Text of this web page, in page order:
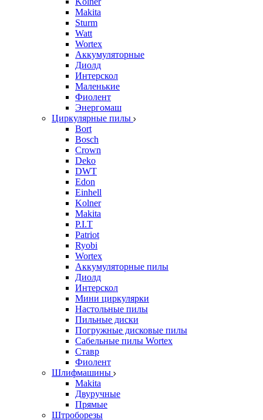
Makita
Sturm
Watt
Wortex
Аккумуляторные
Диолд
Интерскол
Маленькие
Фиолент
Энергомаш
Циркулярные пилы
Bort
Bosch
Crown
Deko
DWT
Edon
Einhell
Kolner
Makita
P.I.T
Patriot
Ryobi
Wortex
Аккумуляторные пилы
Диолд
Интерскол
Мини циркулярки
Настольные пилы
Пильные диски
Погружные дисковые пилы
Сабельные пилы Wortex
Ставр
Фиолент
Шлифмашины
Makita
Двуручные
Прямые
Штроборезы